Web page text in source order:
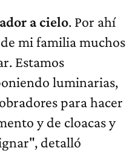
a cielo. Por ahí
mi familia muchos
Estamos
luminarias,
para hacer
y de cloacas y
detalló